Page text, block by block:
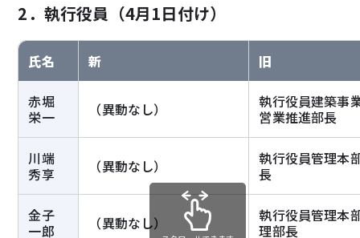
2．執行役員（4月1日付け）
氏名 新 旧
赤堀
栄一
（異動なし）
執行役員建築事
営業推進部長
川端
秀享
（異動なし）
執行役員管理本
長
金子
一郎
（異動なし）
執行役員管理本
理部長